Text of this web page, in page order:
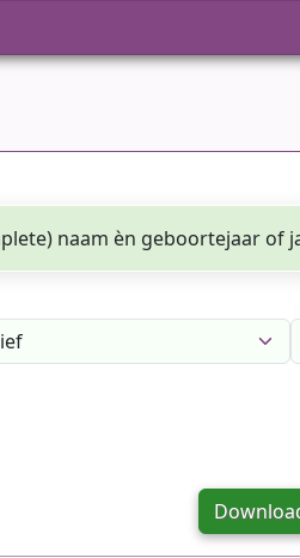
naam èn geboortejaar of